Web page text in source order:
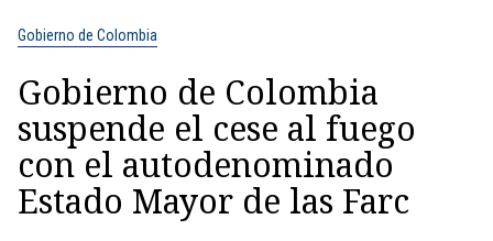
Gobierno de Colombia
Gobierno de Colombia
suspende el cese al fuego
con el autodenominado
Estado Mayor de las Farc